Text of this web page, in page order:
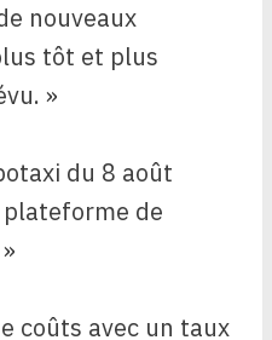
nouveaux
tôt et plus
»
du 8 août
de
coûts avec un taux